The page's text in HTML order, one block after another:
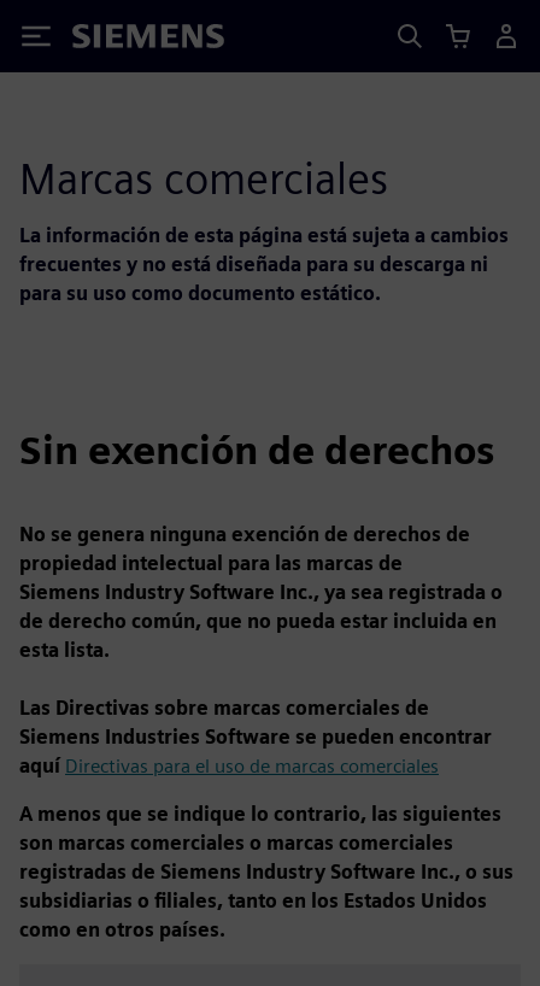
Siemens
Marcas comerciales
La información de esta página está sujeta a cambios
frecuentes y no está diseñada para su descarga ni
para su uso como documento estático.
Sin exención de derechos
No se genera ninguna exención de derechos de
propiedad intelectual para las marcas de
Siemens Industry Software Inc., ya sea registrada o
de derecho común, que no pueda estar incluida en
esta lista.
Las Directivas sobre marcas comerciales de
Siemens Industries Software se pueden encontrar
aquí Directivas para el uso de marcas comerciales
A menos que se indique lo contrario, las siguientes
son marcas comerciales o marcas comerciales
registradas de Siemens Industry Software Inc., o sus
subsidiarias o filiales, tanto en los Estados Unidos
como en otros países.